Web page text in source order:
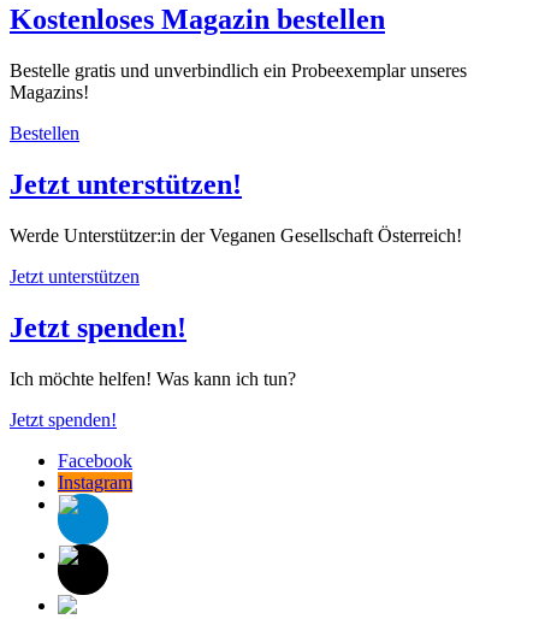
Kostenloses Magazin bestellen
Bestelle gratis und unverbindlich ein Probeexemplar unseres
Magazins!
Bestellen
Jetzt unterstützen!
Werde Unterstützer:in der Veganen Gesellschaft Österreich!
Jetzt unterstützen
Jetzt spenden!
Ich möchte helfen! Was kann ich tun?
Jetzt spenden!
Facebook
Instagram